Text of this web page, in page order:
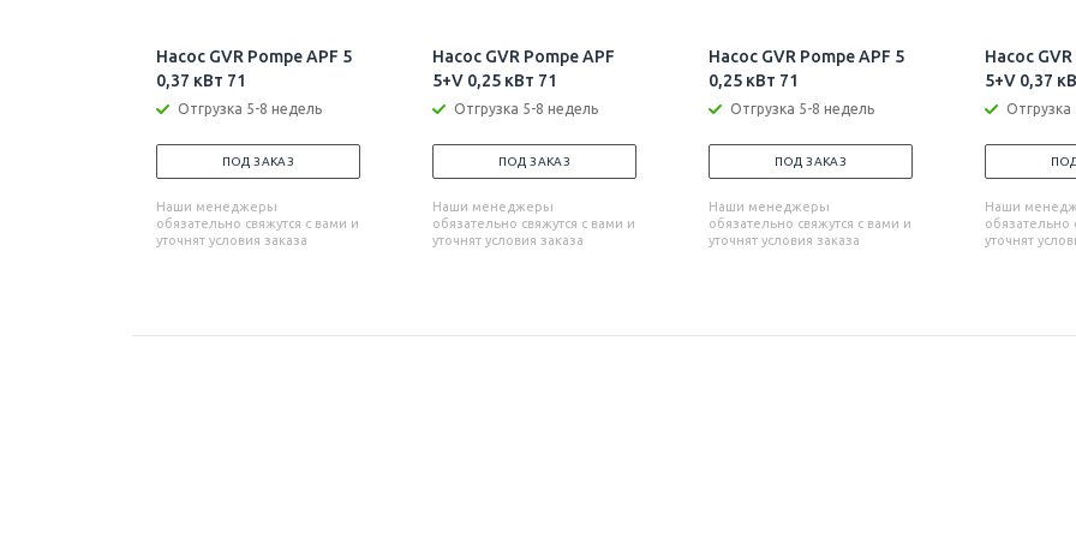
Насос GVR Pompe APF 5
0,37 кВт 71
Отгрузка 5-8 недель
ПОД ЗАКАЗ
Наши менеджеры
обязательно свяжутся с вами и
уточнят условия заказа
Насос GVR Pompe APF
5+V 0,25 кВт 71
Отгрузка 5-8 недель
ПОД ЗАКАЗ
Наши менеджеры
обязательно свяжутся с вами и
уточнят условия заказа
Насос GVR Pompe APF 5
0,25 кВт 71
Отгрузка 5-8 недель
ПОД ЗАКАЗ
Наши менеджеры
обязательно свяжутся с вами и
уточнят условия заказа
Насос
5+V 0,37
Наши
обязательно
уточнят